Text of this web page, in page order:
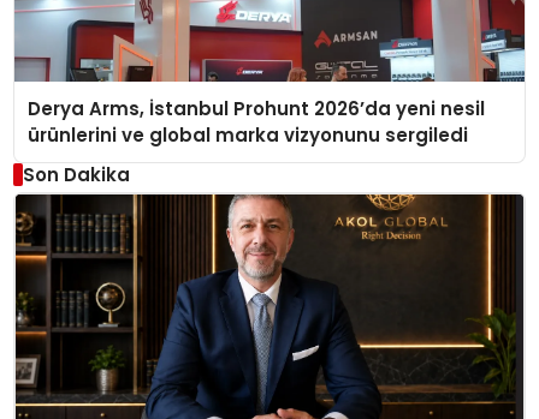
Derya Arms, İstanbul Prohunt 2026’da yeni nesil
ürünlerini ve global marka vizyonunu sergiledi
Son Dakika